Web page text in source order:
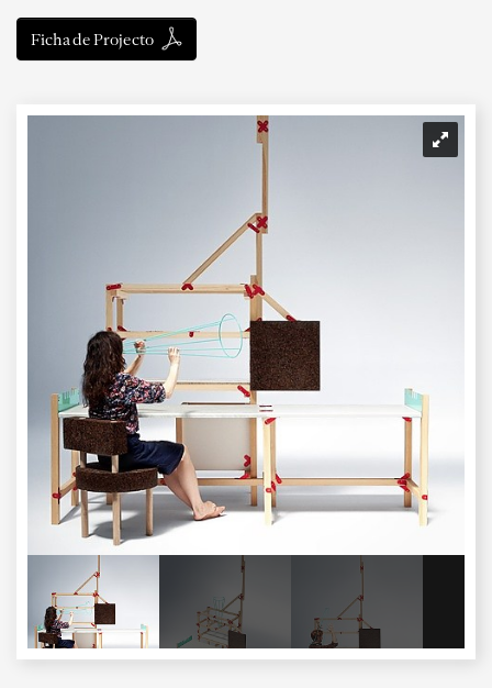
Ficha de Projecto